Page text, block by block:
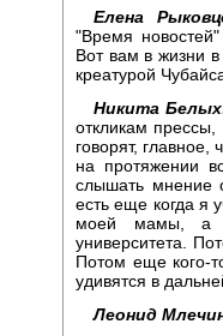
Елена
"Время
Вот вам в жизни
креатурой
Никита
откликам
говорят,
на протяжении
слышать мнение
есть еще когда я
моей мамы, а
университета.
Потом еще кого-
удивятся в
Леонид